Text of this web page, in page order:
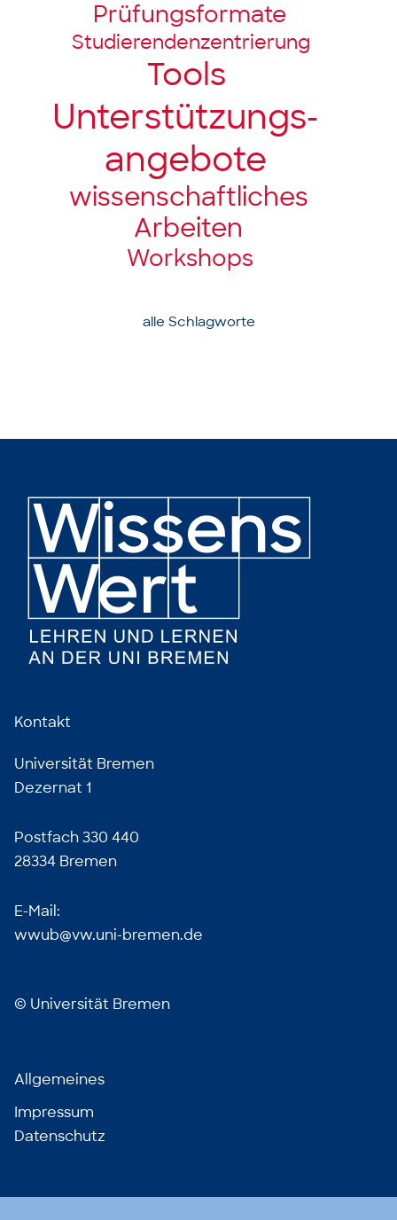
Prüfungsformate
Studierendenzentrierung
Tools
Unter­stützungs­­
angebote
wissenschaft­liches
Arbeiten
Workshops
alle Schlagworte
Kontakt
Universität Bremen
Dezernat 1
Postfach 330 440
28334 Bremen
E-Mail:
wwub@vw.uni-bremen.de
© Universität Bremen
Allgemeines
Impressum
Datenschutz